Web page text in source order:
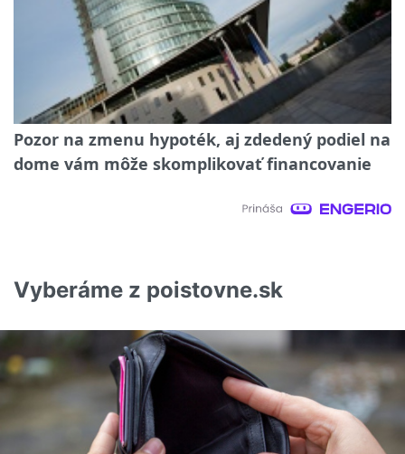
Pozor na zmenu hypoték, aj zdedený podiel na
dome vám môže skomplikovať financovanie
Vyberáme z poistovne.sk